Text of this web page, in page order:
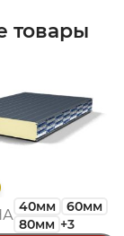
товары
40мм
60мм
80мм +3